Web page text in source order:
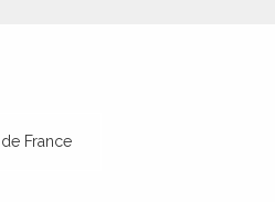
France